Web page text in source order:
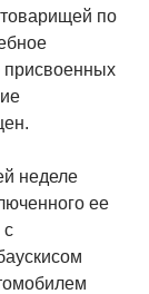
по
присвоенных
неделе
ее
с